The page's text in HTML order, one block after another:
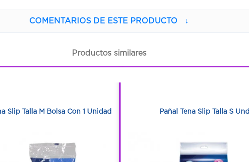
COMENTARIOS DE ESTE PRODUCTO ↓
Productos similares
Slip Talla M Bolsa Con 1 Unidad Pañal Tena Slip Talla S Und